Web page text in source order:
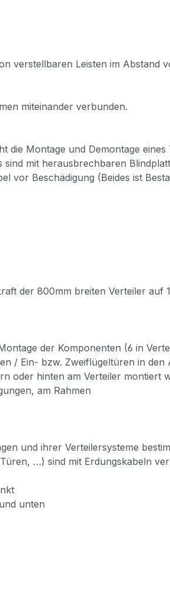
verstellbaren Leisten im Abstand
miteinander verbunden.
Montage und Demontage
mit herausbrechbaren
vor Beschädigung (Beides ist
der 800mm breiten Verteiler auf
der Komponenten (6 in
/ Ein- bzw. Zweiflügeltüren in
oder hinten am Verteiler montiert
am Rahmen
und ihrer Verteilersysteme
…) sind mit Erdungskabeln
unten